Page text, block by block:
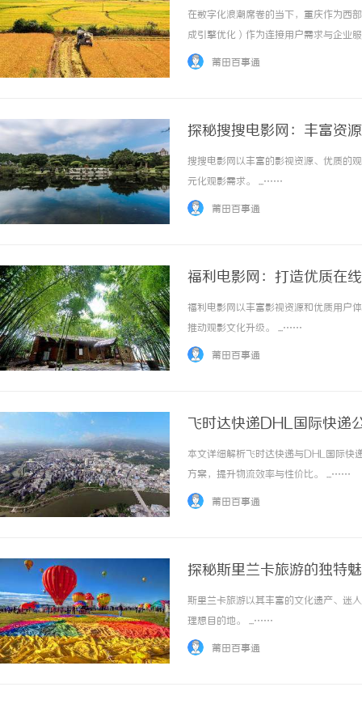
在数字化浪潮席卷的当下，重庆作为西
成引擎优化）作为连接用户需求与企业
息中快速找到所需内容。尤其在重庆复
莆田百事通
探秘搜搜电影网：丰富资
搜搜电影网以丰富的影视资源、优质的
元化观影需求。 ...……
莆田百事通
福利电影网：打造优质在
福利电影网以丰富影视资源和优质用户
推动观影文化升级。 ...……
莆田百事通
飞时达快递DHL国际快递
本文详细解析飞时达快递与DHL国际快
方案，提升物流效率与性价比。 ...……
莆田百事通
探秘斯里兰卡旅游的独特
斯里兰卡旅游以其丰富的文化遗产、迷
理想目的地。 ...……
莆田百事通